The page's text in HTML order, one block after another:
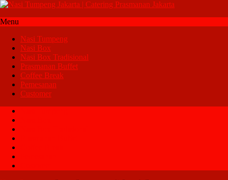
Menu
Nasi Tumpeng
Nasi Box
Nasi Box Tradisional
Prasmanan Buffet
Coffee Break
Pemesanan
Customer